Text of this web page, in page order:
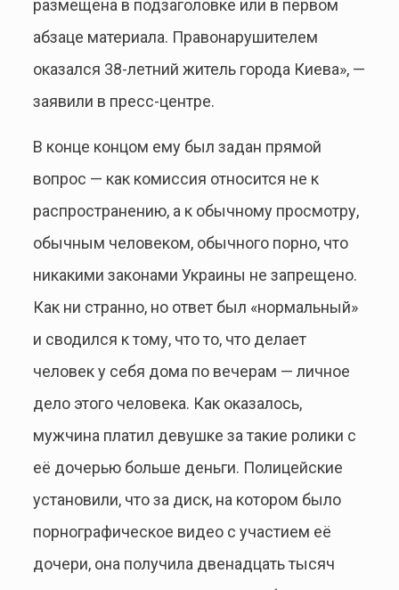
размещена в подзаголовке или в первом
абзаце материала. Правонарушителем
оказался 38-летний житель города Киева», —
заявили в пресс-центре.
В конце концом ему был задан прямой
вопрос — как комиссия относится не к
распространению, а к обычному просмотру,
обычным человеком, обычного порно, что
никакими законами Украины не запрещено.
Как ни странно, но ответ был «нормальный»
и сводился к тому, что то, что делает
человек у себя дома по вечерам — личное
дело этого человека. Как оказалось,
мужчина платил девушке за такие ролики с
её дочерью больше деньги. Полицейские
установили, что за диск, на котором было
порнографическое видео с участием её
дочери, она получила двенадцать тысяч